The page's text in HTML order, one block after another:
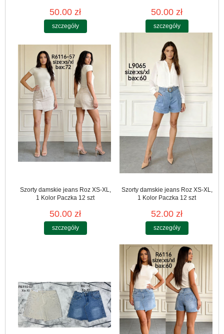
50.00 zł
szczegóły
50.00 zł
szczegóły
Szorty damskie jeans Roz XS-XL,
1 Kolor Paczka 12 szt
50.00 zł
szczegóły
Szorty damskie jeans Roz XS-XL,
1 Kolor Paczka 12 szt
52.00 zł
szczegóły